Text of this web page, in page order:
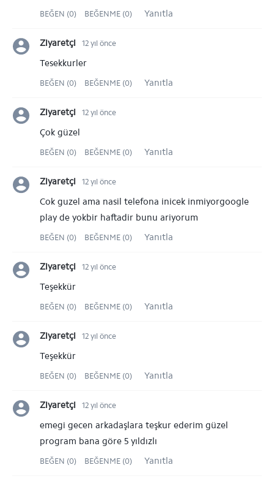
BEĞEN (0) BEĞENME (0) Yanıtla
Ziyaretçi 12 yıl önce
Tesekkurler
BEĞEN (0) BEĞENME (0) Yanıtla
Ziyaretçi 12 yıl önce
Çok güzel
BEĞEN (0) BEĞENME (0) Yanıtla
Ziyaretçi 12 yıl önce
Cok guzel ama nasil telefona inicek inmiyorgoogle
play de yokbir haftadir bunu ariyorum
BEĞEN (0) BEĞENME (0) Yanıtla
Ziyaretçi 12 yıl önce
Teşekkür
BEĞEN (0) BEĞENME (0) Yanıtla
Ziyaretçi 12 yıl önce
Teşekkür
BEĞEN (0) BEĞENME (0) Yanıtla
Ziyaretçi 12 yıl önce
emegi gecen arkadaşlara teşkur ederim güzel
program bana göre 5 yıldızlı
BEĞEN (0) BEĞENME (0) Yanıtla